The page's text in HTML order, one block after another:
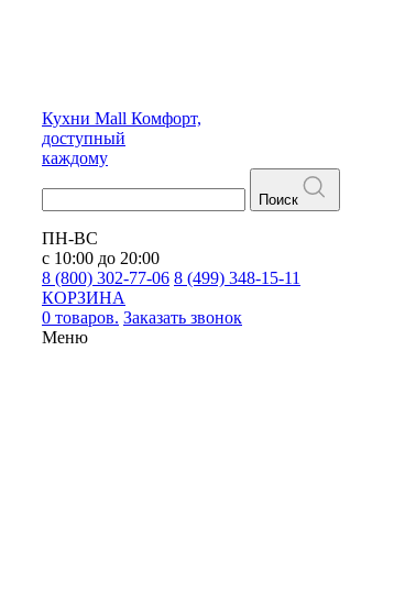
Кухни Mall Комфорт,
доступный
каждому
Поиск
ПН-ВС
с 10:00 до 20:00
8 (800) 302-77-06 8 (499) 348-15-11
КОРЗИНА
0 товаров. Заказать звонок
Меню